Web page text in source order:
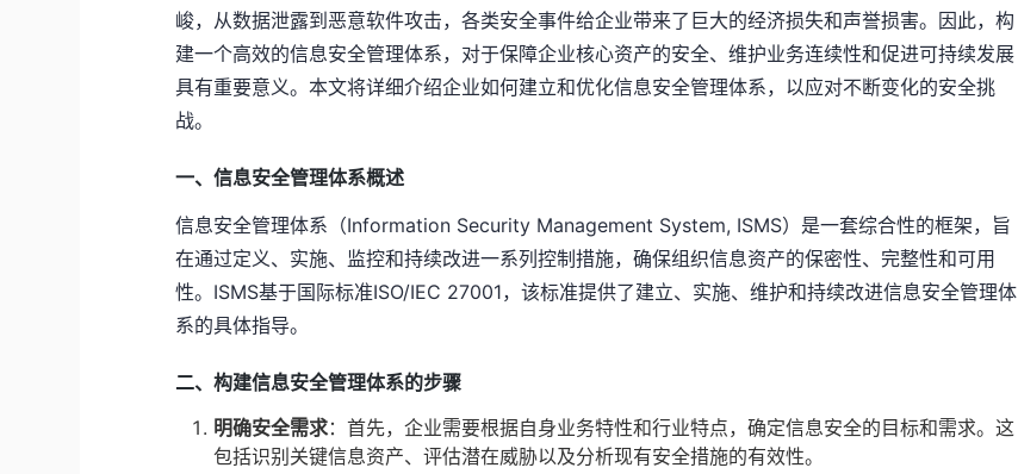
峻，从数据泄露到恶意软件攻击，各类安全事件给企业带来了巨大的经济损失和声誉损害。因此，构
建一个高效的信息安全管理体系，对于保障企业核心资产的安全、维护业务连续性和促进可持续发展
具有重要意义。本文将详细介绍企业如何建立和优化信息安全管理体系，以应对不断变化的安全挑
战。
一、信息安全管理体系概述
信息安全管理体系（Information Security Management System, ISMS）是一套综合性的框架，旨
在通过定义、实施、监控和持续改进一系列控制措施，确保组织信息资产的保密性、完整性和可用
性。ISMS基于国际标准ISO/IEC 27001，该标准提供了建立、实施、维护和持续改进信息安全管理体
系的具体指导。
二、构建信息安全管理体系的步骤
明确安全需求：首先，企业需要根据自身业务特性和行业特点，确定信息安全的目标和需求。这
包括识别关键信息资产、评估潜在威胁以及分析现有安全措施的有效性。